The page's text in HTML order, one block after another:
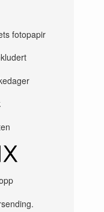
fotopapir